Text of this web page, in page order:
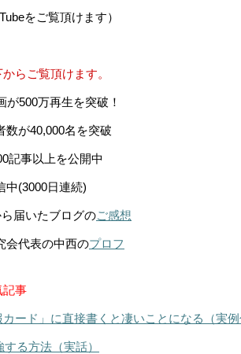
をご覧頂けます）
らご覧頂けます。
が500万再生を突破！
数が40,000名を突破
記事以上を公開中
中(3000日連続)
届いたブログのご感想
会代表の中西のプロフ
記事
ード」に直接書くと凄いことになる（実例
る方法（実話）